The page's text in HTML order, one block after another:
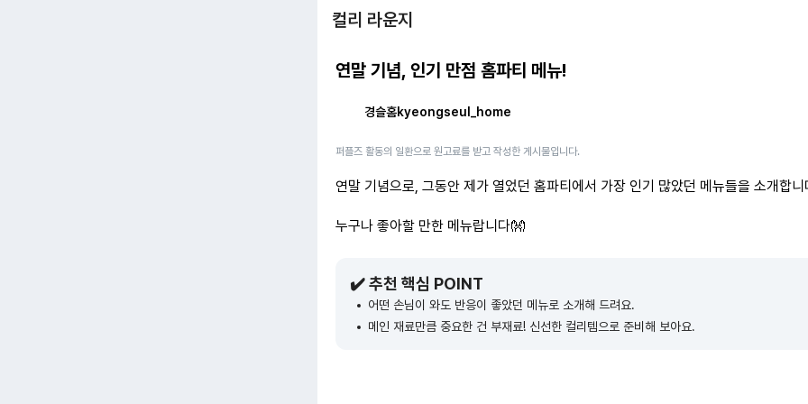
컬리 라운지
연말 기념, 인기 만점 홈파티 메뉴!
경슬홈kyeongseul_home
퍼플즈 활동의 일환으로 원고료를 받고 작성한 게시물입니다.
연말 기념으로, 그동안 제가 열었던 홈파티에서 가장 인기 많았던 메뉴들을 소개합니
누구나 좋아할 만한 메뉴랍니다👐
✔️ 추천 핵심 POINT
어떤 손님이 와도 반응이 좋았던 메뉴로 소개해 드려요.
메인 재료만큼 중요한 건 부재료! 신선한 컬리템으로 준비해 보아요.